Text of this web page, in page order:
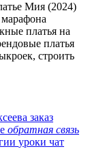
Мия (2024)
платья на
платья
строить
заказ
обратная связь
уроки чат